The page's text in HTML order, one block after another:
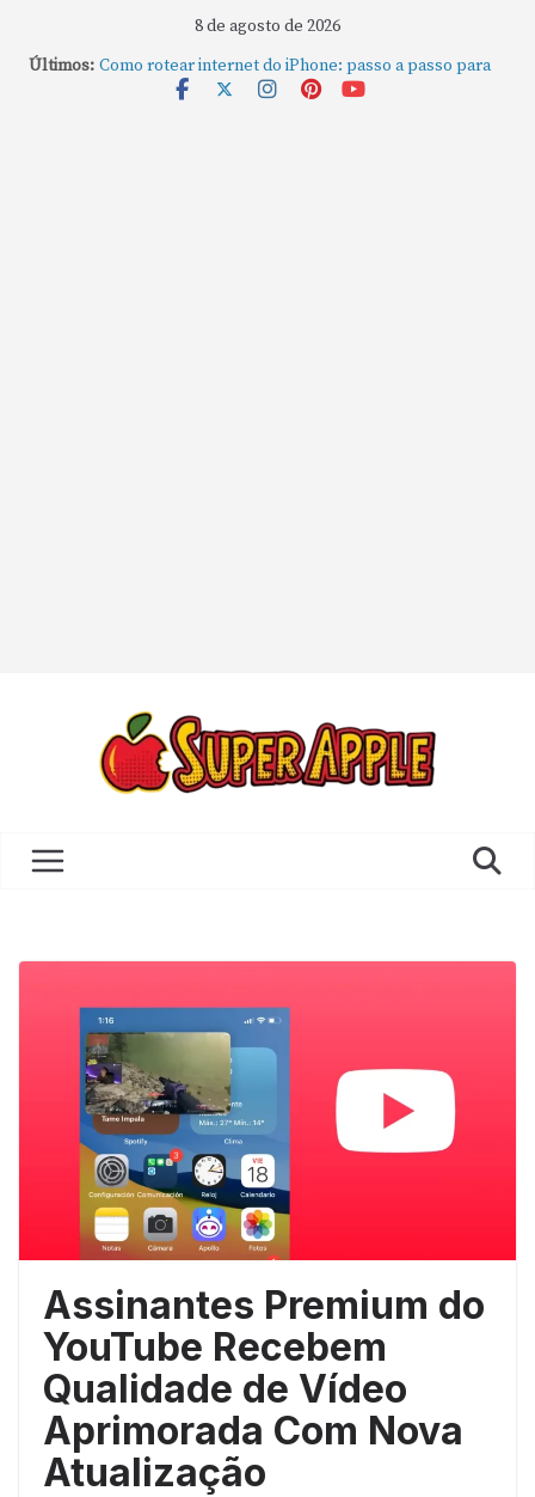
8 de agosto de 2026
Últimos: Como rotear internet do iPhone: passo a passo para
compartilhar a conexão
Assinantes Premium do
YouTube Recebem
Qualidade de Vídeo
Aprimorada Com Nova
Atualização